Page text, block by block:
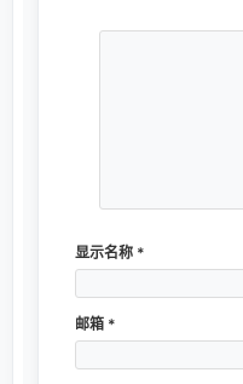
显示名称 *
邮箱 *